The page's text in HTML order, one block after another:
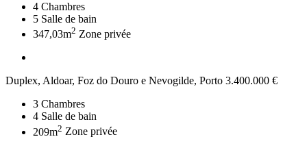
4 Chambres
5 Salle de bain
347,03m2 Zone privée
Duplex, Aldoar, Foz do Douro e Nevogilde, Porto 3.400.000 €
3 Chambres
4 Salle de bain
209m2 Zone privée